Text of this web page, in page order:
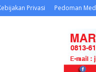
Privasi Pedoman